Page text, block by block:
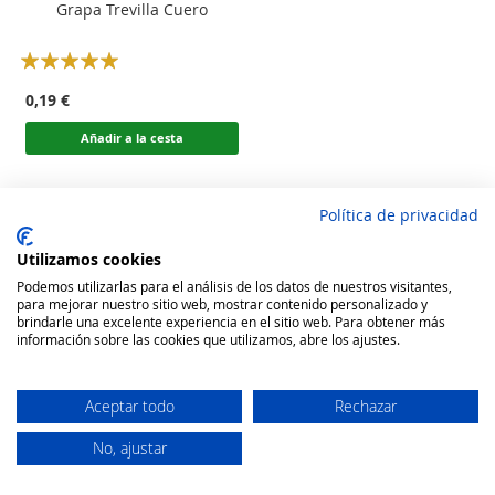
Grapa Trevilla Cuero
Rating:
0,19 €
Añadir a la cesta
Política de privacidad
Utilizamos cookies
Podemos utilizarlas para el análisis de los datos de nuestros visitantes,
para mejorar nuestro sitio web, mostrar contenido personalizado y
brindarle una excelente experiencia en el sitio web. Para obtener más
información sobre las cookies que utilizamos, abre los ajustes.
Aceptar todo Rechazar
No, ajustar